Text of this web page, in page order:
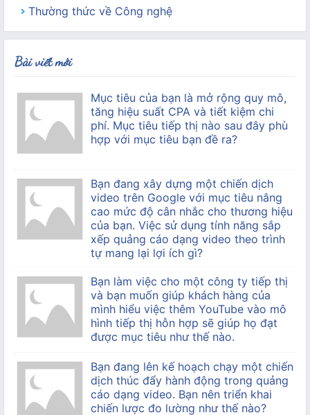
Thường thức về Công nghệ
Bài viết mới
Mục tiêu của bạn là mở rộng quy mô,
tăng hiệu suất CPA và tiết kiệm chi
phí. Mục tiêu tiếp thị nào sau đây phù
hợp với mục tiêu bạn đề ra?
Bạn đang xây dựng một chiến dịch
video trên Google với mục tiêu nâng
cao mức độ cân nhắc cho thương hiệu
của bạn. Việc sử dụng tính năng sắp
xếp quảng cáo dạng video theo trình
tự mang lại lợi ích gì?
Bạn làm việc cho một công ty tiếp thị
và bạn muốn giúp khách hàng của
mình hiểu việc thêm YouTube vào mô
hình tiếp thị hỗn hợp sẽ giúp họ đạt
được mục tiêu như thế nào.
Bạn đang lên kế hoạch chạy một chiến
dịch thúc đẩy hành động trong quảng
cáo dạng video. Bạn nên triển khai
chiến lược đo lường như thế nào?